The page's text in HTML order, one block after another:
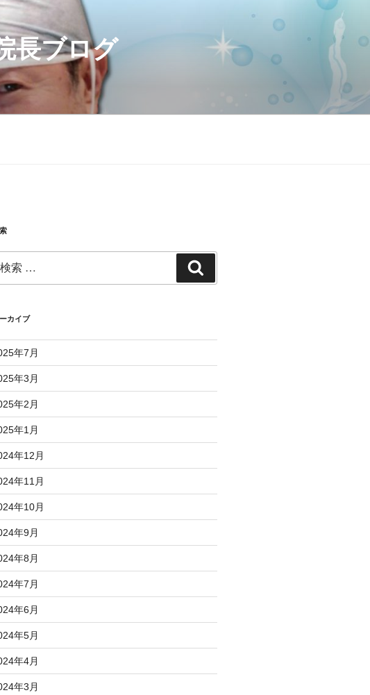
長ブログ
:
索
カイブ
年7月
年3月
年2月
年1月
年12月
年11月
年10月
年9月
年8月
年7月
年6月
年5月
年4月
年3月